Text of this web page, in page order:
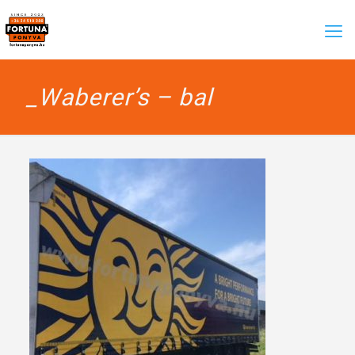
_Waberer’s – bal